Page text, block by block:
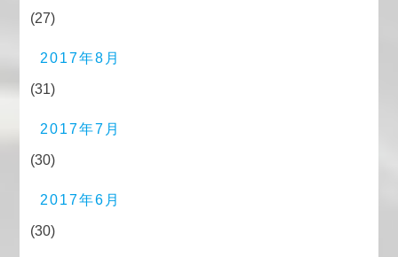
(27)
2017年8月
(31)
2017年7月
(30)
2017年6月
(30)